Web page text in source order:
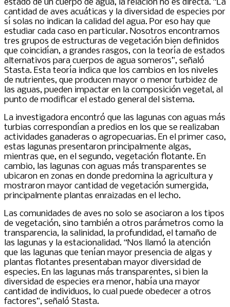
estado de un cuerpo de agua, la relación no es directa. “La
cantidad de aves acuáticas y la diversidad de especies por
sí solas no indican la calidad del agua. Por eso hay que
estudiar cada caso en particular. Nosotros encontramos
tres grupos de estructuras de vegetación bien definidos
que coincidían, a grandes rasgos, con la teoría de estados
alternativos para cuerpos de agua someros”, señaló
Stasta. Esta teoría indica que los cambios en los niveles
de nutrientes, que producen mayor o menor turbidez de
las aguas, pueden impactar en la composición vegetal, al
punto de modificar el estado general del sistema.
La investigadora encontró que las lagunas con aguas más
turbias correspondían a predios en los que se realizaban
actividades ganaderas o agropecuarias. En el primer caso,
estas lagunas presentaron principalmente algas,
mientras que, en el segundo, vegetación flotante. En
cambio, las lagunas con aguas más transparentes se
ubicaron en zonas en donde predomina la agricultura y
mostraron mayor cantidad de vegetación sumergida,
principalmente plantas enraizadas en el lecho.
Las comunidades de aves no solo se asociaron a los tipos
de vegetación, sino también a otros parámetros como la
transparencia, la salinidad, la profundidad, el tamaño de
las lagunas y la estacionalidad. “Nos llamó la atención
que las lagunas que tenían mayor presencia de algas y
plantas flotantes presentaban mayor diversidad de
especies. En las lagunas más transparentes, si bien la
diversidad de especies era menor, había una mayor
cantidad de individuos, lo cual puede obedecer a otros
factores”, señaló Stasta.